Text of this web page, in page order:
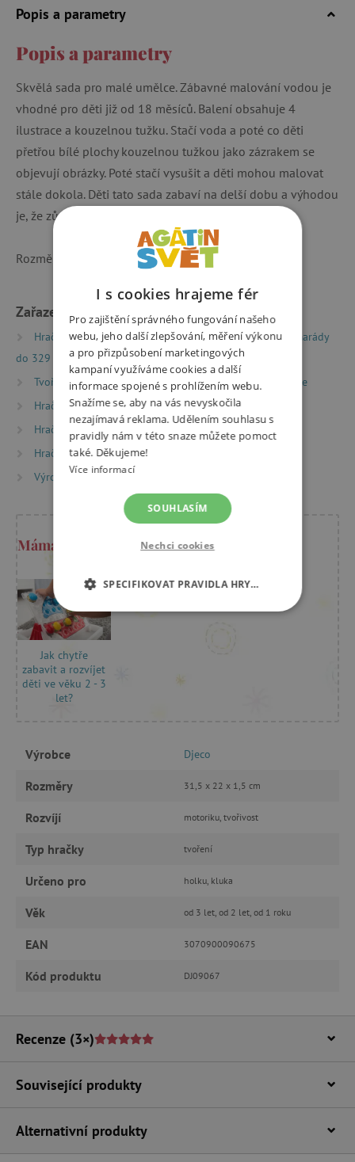
Popis a parametry
Popis a parametry
Skvělá sada pro malé umělce. Zábavné malování vodou je
vhodné pro děti již od 18 měsíců. Balení obsahuje 4
ilustrace a kouzelnou tužku. Stačí voda a poté co děti
přetřou bílé plochy kouzelnou tužkou jako zázrakem se
objevují obrázky. Poté stačí vysušit a děti mohou malovat
stále dokola. Děti tato sada zabaví na delší dobu a výhodou
je, že zůstanou čisté.
Rozměry balení jsou 31,5 x 22 x 1,5 cm.
Zařazeno v kategoriích
Hračky dle typu Drobné dárky
Dárky pro kamarády
do 329 Kč
Tvoření
Kreslení a omalovánky
Kreslící tabule
Hračky dle věku
Hry a hračky pro batolata
Hračky dle věku
Hry a hračky pro děti od 2 let
Hračky dle věku
Hry a hračky pro děti od 3 let
Výrobci
Djeco
Máma Kristýna radí
Jak chytře
zabavit a rozvíjet
děti ve věku 2 - 3
let?
Výrobce Djeco
Rozměry 31,5 x 22 x 1,5 cm
Rozvíjí motoriku, tvořivost
Typ hračky tvoření
Určeno pro holku, kluka
Věk od 3 let, od 2 let, od 1 roku
EAN 3070900090675
Kód produktu DJ09067
Recenze (3×)
Související produkty
Alternativní produkty
I s cookies hrajeme fér
Pro zajištění správného fungování našeho
webu, jeho další zlepšování, měření výkonu
a pro přizpůsobení marketingových
kampaní využíváme cookies a další
informace spojené s prohlížením webu.
Snažíme se, aby na vás nevyskočila
nezajímavá reklama. Udělením souhlasu s
pravidly nám v této snaze můžete pomoct
také. Děkujeme!
Více informací
SOUHLASÍM
Nechci cookies
SPECIFIKOVAT PRAVIDLA HRY…
NEZBYTNĚ NUTNÉ COOKIES
Funkční soubory
Nezbytně nutné soubory cookie umožňují
stránky nelze bez nezbytně nutných souborů